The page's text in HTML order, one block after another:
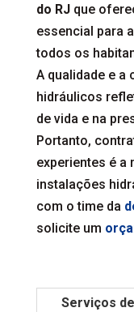
do RJque
essencial para
todos os
A qualidade e a
hidráulicos
de vida e na
Portanto,
experientes é a
instalações
com o time da
solicite um
Serviços